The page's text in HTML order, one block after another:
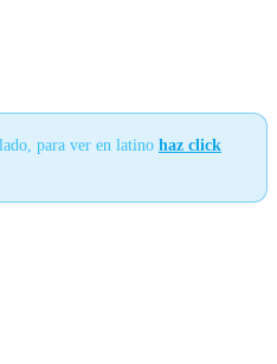
para ver en latino haz click